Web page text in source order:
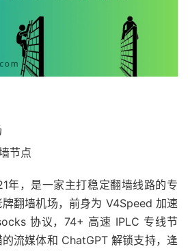
节点
年，是一家主打稳定翻墙线路的专
翻墙机场，前身为 V4Speed 加速
协议，74+ 高速 IPLC 专线节
流媒体和 ChatGPT 解锁支持，逢